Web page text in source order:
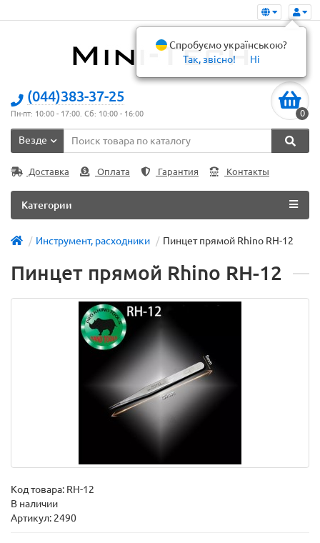
(044)383-37-25
Пн-пт: 10:00 - 17:00. Сб: 10:00 - 16:00 0
Везде
Доставка Оплата Гарантия Контакты
Категории
Инструмент, расходники Пинцет прямой Rhino RH-12
Пинцет прямой Rhino RH-12
Код товара: RH-12
В наличии
Артикул: 2490
Спробуємо українською?
Так, звісно!
Ні